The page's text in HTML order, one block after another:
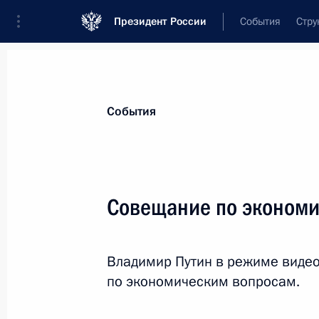
Президент России События
Встреча по вопросам развития
События
Совещание по
Владимир Путин в режиме
по экономическим вопросам.